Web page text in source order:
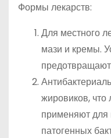
Формы лекарств:
Для местного
мази и кремы.
жировиков,
применяют для
патогенных